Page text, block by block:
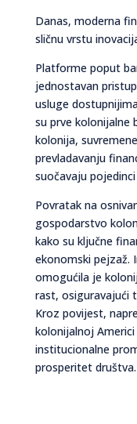
Danas, moderna
sličnu vrstu
Platforme poput
jednostavan
usluge
su prve kolonijalne
kolonija,
prevladavanju
suočavaju
Povratak na
gospodarstvo
kako su ključne
ekonomski pejzaž.
omogućila je
rast, osiguravajući
Kroz povijest,
kolonijalnoj
institucionalne
prosperitet društva.